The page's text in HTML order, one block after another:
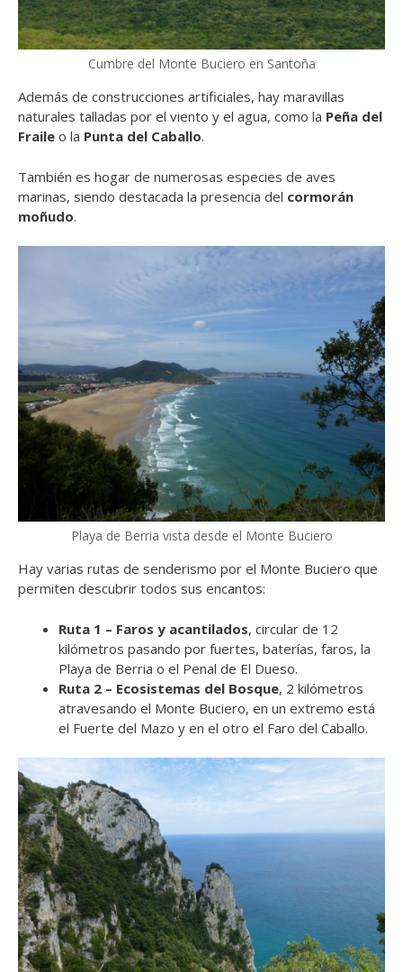
Cumbre del Monte Buciero en Santoña
Además de construcciones artificiales, hay maravillas
naturales talladas por el viento y el agua, como la Peña del
Fraile o la Punta del Caballo.
También es hogar de numerosas especies de aves
marinas, siendo destacada la presencia del cormorán
moñudo.
Playa de Berria vista desde el Monte Buciero
Hay varias rutas de senderismo por el Monte Buciero que
permiten descubrir todos sus encantos:
Ruta 1 – Faros y acantilados, circular de 12
kilómetros pasando por fuertes, baterías, faros, la
Playa de Berria o el Penal de El Dueso.
Ruta 2 – Ecosistemas del Bosque, 2 kilómetros
atravesando el Monte Buciero, en un extremo está
el Fuerte del Mazo y en el otro el Faro del Caballo.